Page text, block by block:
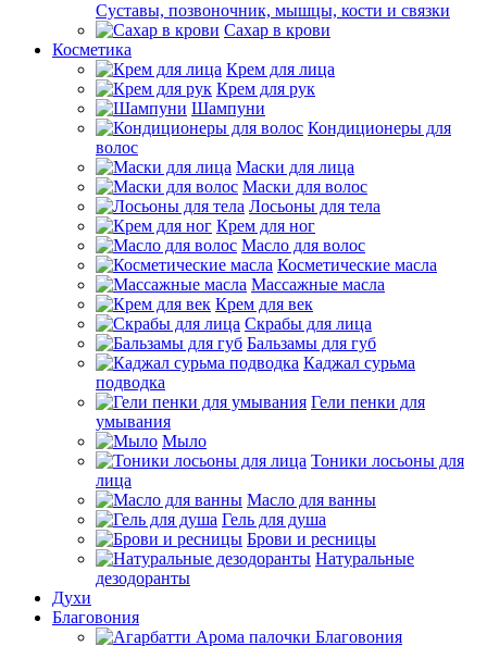
Суставы, позвоночник, мышцы, кости и связки
Сахар в крови
Косметика
Крем для лица
Крем для рук
Шампуни
Кондиционеры для
волос
Маски для лица
Маски для волос
Лосьоны для тела
Крем для ног
Масло для волос
Косметические масла
Массажные масла
Крем для век
Скрабы для лица
Бальзамы для губ
Каджал сурьма
подводка
Гели пенки для
умывания
Мыло
Тоники лосьоны для
лица
Масло для ванны
Гель для душа
Брови и ресницы
Натуральные
дезодоранты
Духи
Благовония